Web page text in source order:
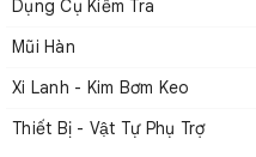
Dụng Cụ Kiểm Tra
Mũi Hàn
Xi Lanh - Kim Bơm Keo
Thiết Bị - Vật Tự Phụ Trợ